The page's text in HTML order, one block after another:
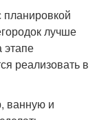
планировкой
лучше
этапе
реализовать в
ванную и